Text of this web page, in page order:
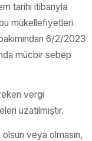
tarihi itibarıyla
mükellefiyetleri
6/2/2023
mücbir sebep
vergi
uzatılmıştır.
veya olmasın,